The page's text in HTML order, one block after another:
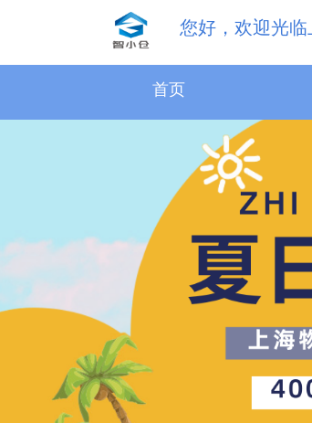
您好，欢迎光临
首页
31.5m³物品寄存服务
18.1m³物品寄存服务